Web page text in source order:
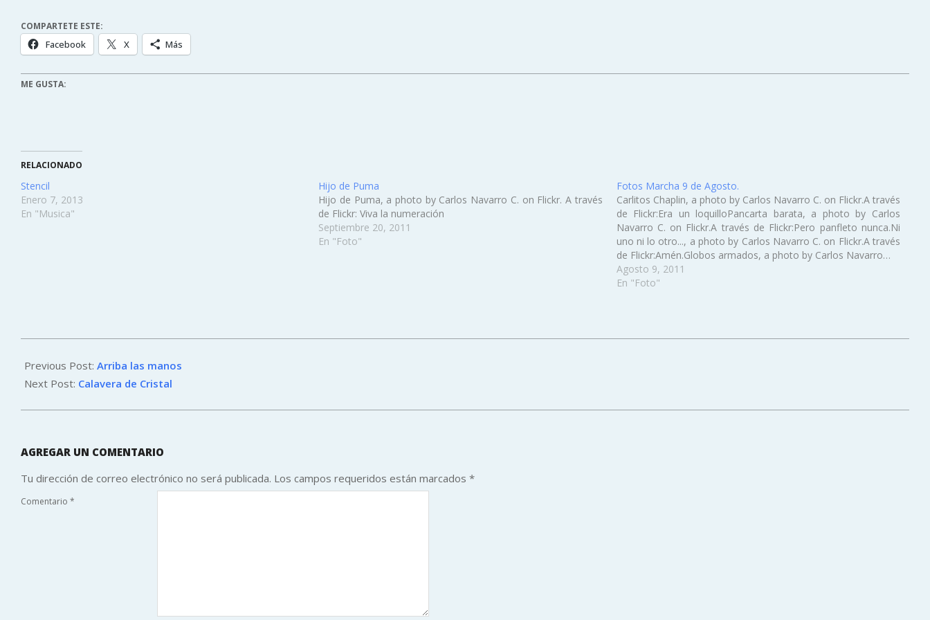
COMPARTETE ESTE:
Facebook X Más
ME GUSTA:
RELACIONADO
Stencil
Enero 7, 2013
En "Musica"
Hijo de Puma
Hijo de Puma, a photo by Carlos Navarro C. on Flickr. A través
de Flickr: Viva la numeración
Septiembre 20, 2011
En "Foto"
Fotos Marcha 9 de Agosto.
Carlitos Chaplin, a photo by Carlos Navarro C. on Flickr.A través
de Flickr:Era un loquilloPancarta barata, a photo by Carlos
Navarro C. on Flickr.A través de Flickr:Pero panfleto nunca.Ni
uno ni lo otro..., a photo by Carlos Navarro C. on Flickr.A través
de Flickr:Amén.Globos armados, a photo by Carlos Navarro…
Agosto 9, 2011
En "Foto"
02-
13
Previous Post: Arriba las manos
Next Post: Calavera de Cristal
AGREGAR UN COMENTARIO
Tu dirección de correo electrónico no será publicada. Los campos requeridos están marcados *
Comentario *